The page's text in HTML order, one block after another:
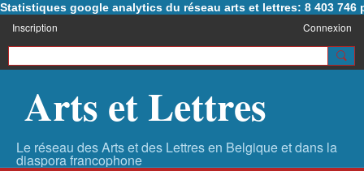
Statistiques google analytics du réseau arts et lettres: 8 403 746
Inscription Connexion
Arts et Lettres